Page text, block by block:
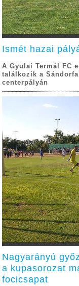
Ismét hazai
A Gyulai Termál FC
találkozik a
centerpályán
Nagyarányú
a kupasorozat
focicsapat